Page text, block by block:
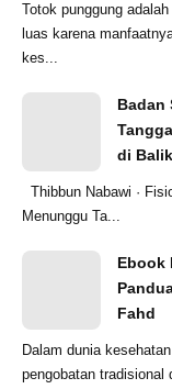
Totok punggung
luas karena
kes...
Badan
di
Menunggu Ta...
Ebook
Fahd
Dalam dunia
pengobatan tradisional